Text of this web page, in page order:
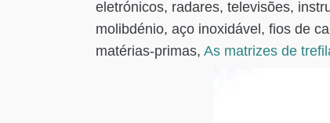
eletrónicos, radares, televisões,
molibdénio, aço inoxidável, fios de
matérias-primas, As matrizes de